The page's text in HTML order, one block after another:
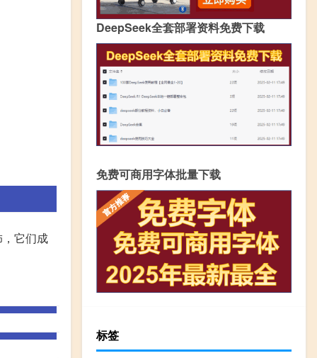
它们成
DeepSeek全套部署资料免费下载
免费可商用字体批量下载
标签